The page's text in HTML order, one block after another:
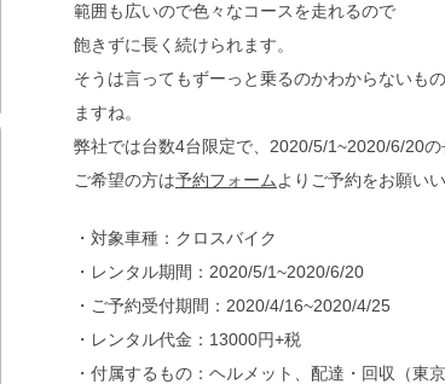
範囲も広いので色々なコースを走れるので
飽きずに長く続けられます。
そうは言ってもずーっと乗るのかわからないも
ますね。
弊社では台数4台限定で、2020/5/1~2020/6/20
ご希望の方は予約フォーム よりご予約をお願い
・対象車種：クロスバイク
・レンタル期間：2020/5/1~2020/6/20
・ご予約受付期間：2020/4/16~2020/4/25
・レンタル代金：13000円+税
・付属するもの：ヘルメット、配達・回収（東